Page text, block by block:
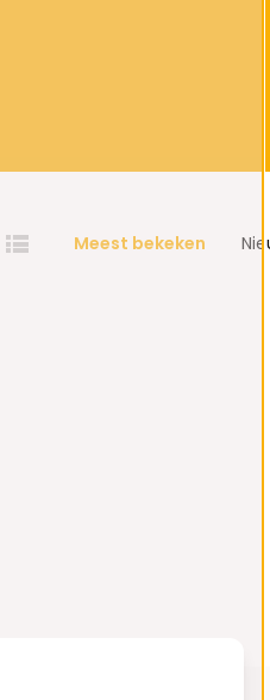
Meest bekeken